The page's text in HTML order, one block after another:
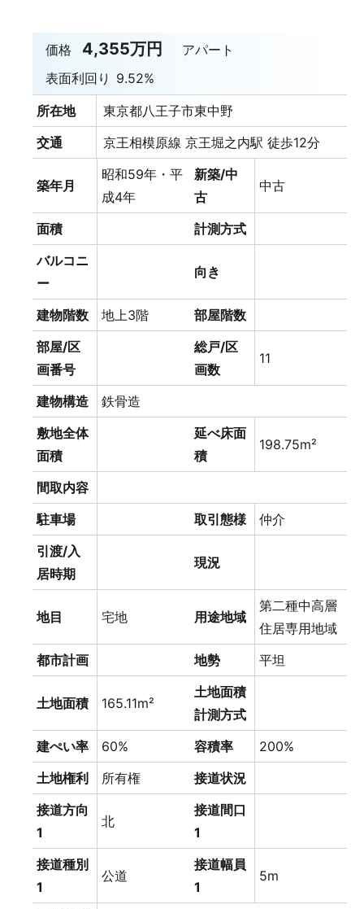
価格 4,355万円
アパート
表面利回り 9.52%
所在地
東京都八王子市東中野
交通
京王相模原線 京王堀之内駅 徒歩12分
築年月
昭和59年・平
成4年
新築/中
古
中古
面積
計測方式
バルコニ
ー
向き
建物階数 地上3階
部屋階数
部屋/区
画番号
総戸/区
画数
11
建物構造
鉄骨造
敷地全体
面積
延べ床面
積
198.75m²
間取内容
駐車場
取引態様
仲介
引渡/入
居時期
現況
地目 宅地 用途地域
第二種中高層
住居専用地域
都市計画
地勢 平坦
土地面積 165.11m²
土地面積
計測方式
建ぺい率
60% 容積率
200%
土地権利
所有権
接道状況
接道方向
1
北
接道間口
1
接道種別
1
公道
接道幅員
1
5m